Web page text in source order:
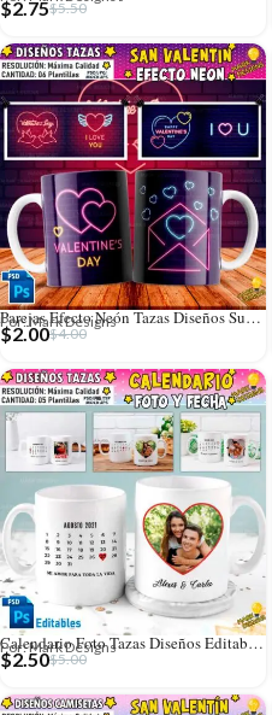
$5.50
$2.75
Parejas Efecto Neón Tazas Diseños Sublimación
Por: Mark Designs
$4.00
$2.00
Calendario Foto Tazas Diseños Editables con Fechas
Por: Mark Designs
$5.00
$2.50